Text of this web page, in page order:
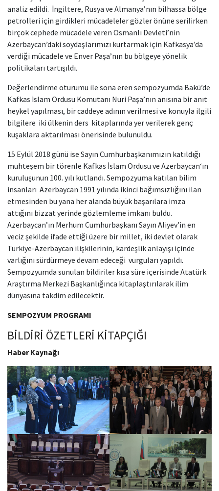
analiz edildi. İngiltere, Rusya ve Almanya’nın bilhassa bölge
petrolleri için girdikleri mücadeleler gözler önüne serilirken
birçok cephede mücadele veren Osmanlı Devleti’nin
Azerbaycan’daki soydaşlarımızı kurtarmak için Kafkasya’da
verdiği mücadele ve Enver Paşa’nın bu bölgeye yönelik
politikaları tartışıldı.
Değerlendirme oturumu ile sona eren sempozyumda Bakü’de
Kafkas İslam Ordusu Komutanı Nuri Paşa’nın anısına bir anıt
heykel yapılması, bir caddeye adının verilmesi ve konuyla ilgili
bilgilere iki ülkenin ders kitaplarında yer verilerek genç
kuşaklara aktarılması önerisinde bulunuldu.
15 Eylül 2018 günü ise Sayın Cumhurbaşkanımızın katıldığı
muhteşem bir törenle Kafkas İslam Ordusu ve Azerbaycan‘ın
kuruluşunun 100. yılı kutlandı. Sempozyuma katılan bilim
insanları Azerbaycan 1991 yılında ikinci bağımsızlığını ilan
etmesinden bu yana her alanda büyük başarılara imza
attığını bizzat yerinde gözlemleme imkanı buldu.
Azerbaycan’ın Merhum Cumhurbaşkanı Sayın Aliyev’in en
veciz şekilde ifade ettiği üzere bir millet, iki devlet olarak
Türkiye-Azerbaycan ilişkilerinin, kardeşlik anlayışı içinde
varlığını sürdürmeye devam edeceği vurguları yapıldı.
Sempozyumda sunulan bildiriler kısa süre içerisinde Atatürk
Araştırma Merkezi Başkanlığınca kitaplaştırılarak ilim
dünyasına takdim edilecektir.
SEMPOZYUM PROGRAMI
BİLDİRİ ÖZETLERİ KİTAPÇIĞI
Haber Kaynağı